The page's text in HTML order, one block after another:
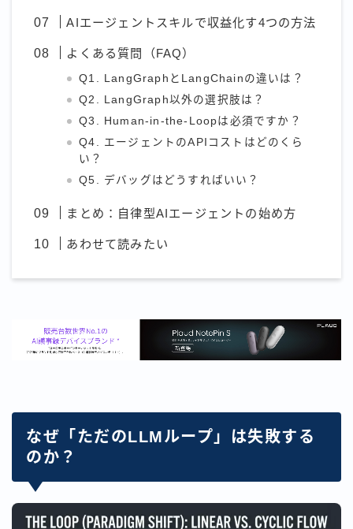
AIエージェントスキルで収益化す4つの方法
よくある質問（FAQ）
Q1. LangGraphとLangChainの違いは？
Q2. LangGraph以外の選択肢は？
Q3. Human-in-the-Loopは必須ですか？
Q4. エージェントのAPIコストはどのくら
い？
Q5. デバッグはどうすればいい？
まとめ：自律型AIエージェントの始め方
あわせて読みたい
なぜ「ただのLLMループ」は失敗する
のか？